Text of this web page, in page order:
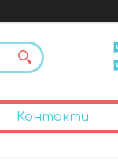
Контакти